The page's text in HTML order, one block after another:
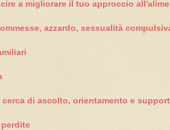
a migliorare il tuo approccio
azzardo, sessualità
di ascolto, orientamento e